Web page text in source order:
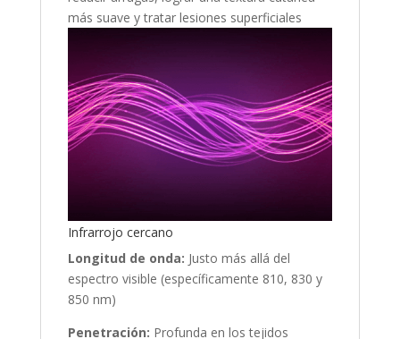
más suave y tratar lesiones superficiales
Infrarrojo cercano
Longitud de onda: Justo más allá del
espectro visible (específicamente 810, 830 y
850 nm)
Penetración: Profunda en los tejidos